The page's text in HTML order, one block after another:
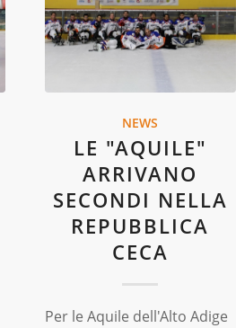
NEWS
LE "AQUILE"
ARRIVANO
SECONDI NELLA
REPUBBLICA
CECA
Per le Aquile dell'Alto Adige